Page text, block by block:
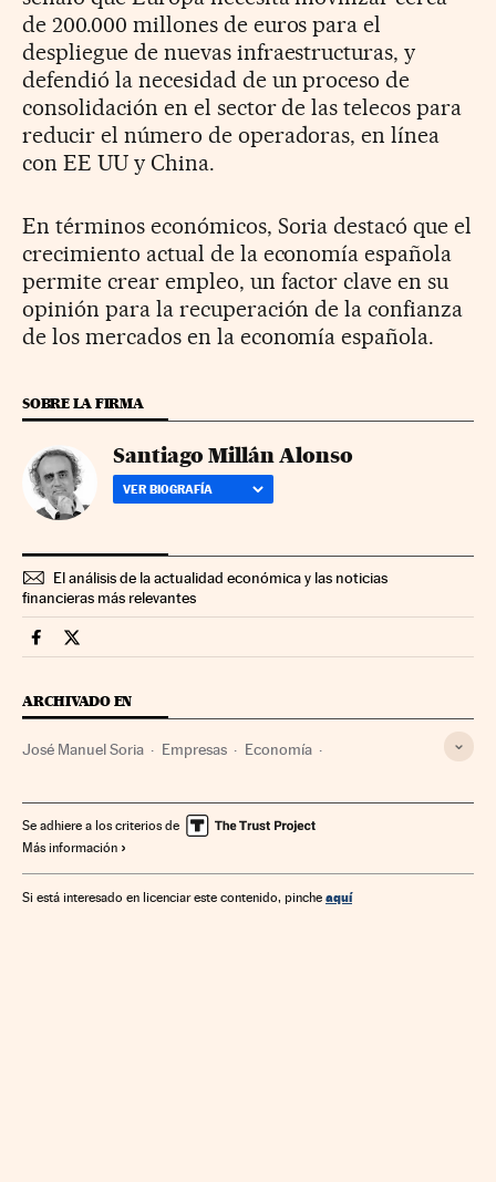
de 200.000 millones de euros para el
despliegue de nuevas infraestructuras, y
defendió la necesidad de un proceso de
consolidación en el sector de las telecos para
reducir el número de operadoras, en línea
con EE UU y China.
En términos económicos, Soria destacó que el
crecimiento actual de la economía española
permite crear empleo, un factor clave en su
opinión para la recuperación de la confianza
de los mercados en la economía española.
SOBRE LA FIRMA
Santiago Millán Alonso
VER BIOGRAFÍA
El análisis de la actualidad económica y las noticias
financieras más relevantes
Companias Cinco Días en Facebook
Companias Cinco Días en Twitter
ARCHIVADO EN
José Manuel Soria Empresas Economía
Se adhiere a los criterios de
Más información
Si está interesado en licenciar este contenido, pinche aquí